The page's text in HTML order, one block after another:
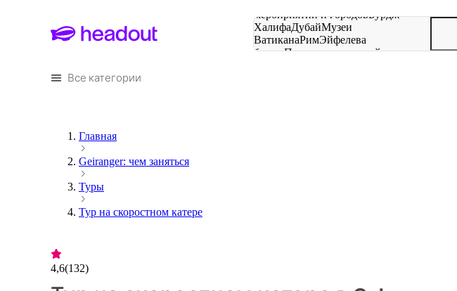
мероприятий и городовБурдж-
ХалифаДубайМузеи
ВатиканаРимЭйфелева
башняПарижмероприятий и
Все категории
Главная
Geiranger: чем заняться
Туры
Тур на скоростном катере
4,6(132)